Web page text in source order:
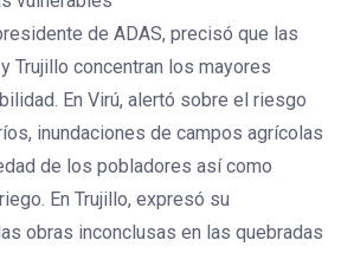
de ADAS, precisó que las
Trujillo concentran los mayores
En Virú, alertó sobre el riesgo
inundaciones de campos agrícolas
de los pobladores así como
En Trujillo, expresó su
obras inconclusas en las quebradas